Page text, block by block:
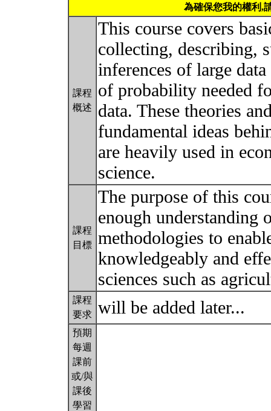
為確保您我的權利,
課程
概述
This course covers
collecting, describing,
inferences of large
of probability needed
data. These theories
fundamental ideas
are heavily used in
science.
課程
目標
The purpose of this
enough understanding
methodologies to
knowledgeably and
sciences such as
課程
要求 will be added later...
預期
每週
課前
或/與
課後
學習